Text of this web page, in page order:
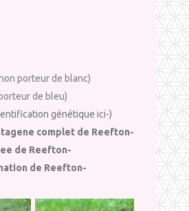
porteur de blanc)
de bleu)
génétique ici-)
complet de Reefton-
de Reefton-
de Reefton-